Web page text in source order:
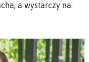
a wystarczy na